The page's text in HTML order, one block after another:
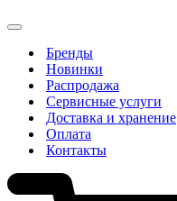
Бренды
Новинки
Распродажа
Сервисные услуги
Доставка и хранение
Оплата
Контакты